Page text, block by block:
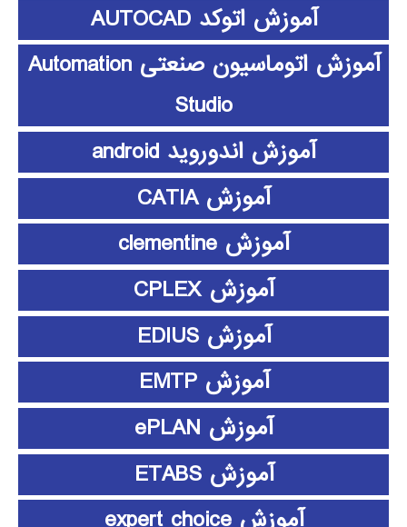
آموزش اتوکد AUTOCAD
آموزش اتوماسیون صنعتی Automation
Studio
آموزش اندوروید android
آموزش CATIA
آموزش clementine
آموزش CPLEX
آموزش EDIUS
آموزش EMTP
آموزش ePLAN
آموزش ETABS
آموزش expert choice